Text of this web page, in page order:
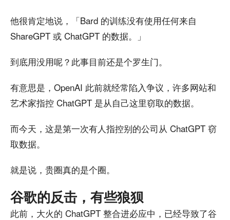
他很肯定地说，「Bard 的训练没有使用任何来自
ShareGPT 或 ChatGPT 的数据。」
到底用没用呢？此事目前还是个罗生门。
有意思是，OpenAI 此前就经常陷入争议，许多网站和
艺术家指控 ChatGPT 是从自己这里窃取的数据。
而今天，这是第一次有人指控别的公司从 ChatGPT 窃
取数据。
就是说，贵圈真的是个圈。
谷歌的反击，有些狼狈
此前，大火的 ChatGPT 整合进必应中，已经导致了谷